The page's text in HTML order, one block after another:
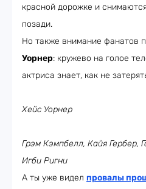
красной дорожке и
позади.
Но также внимание фанатов
Уорнер: кружево на голое
актриса знает, как не
Хейс Уорнер
Грэм Кэмпбелл, Кайя Гербер,
Игби Ригни
А ты уже видел провалы